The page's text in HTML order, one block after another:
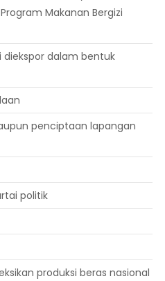
Makanan Bergizi
dalam bentuk
penciptaan lapangan
politik
produksi beras nasional